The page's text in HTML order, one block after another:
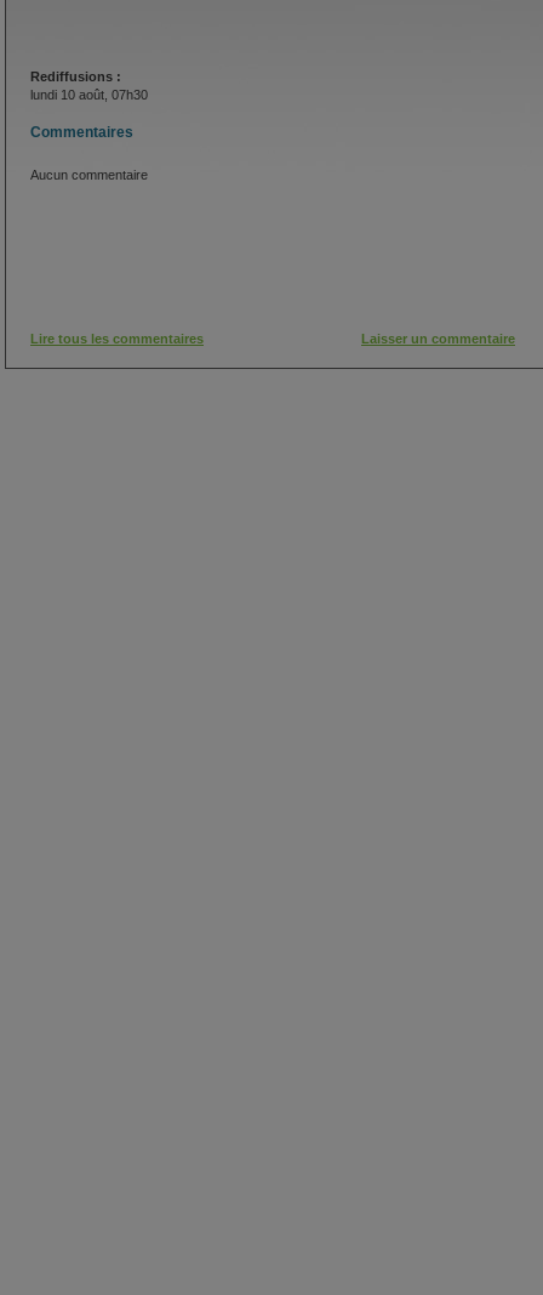
Rediffusions :
lundi 10 août, 07h30
Commentaires
Aucun commentaire
Lire tous les commentaires Laisser un commentaire